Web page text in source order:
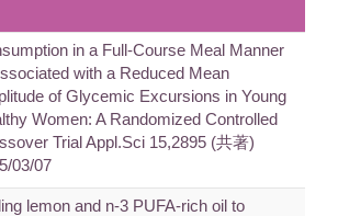
in a Full-Course Meal Manner
with a Reduced Mean
of Glycemic Excursions in Young
Women: A Randomized Controlled
Trial Appl.Sci 15,2895 (共著)
03/07
lemon and n-3 PUFA-rich oil to